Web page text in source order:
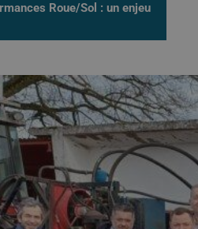
Roue/Sol : un enjeu